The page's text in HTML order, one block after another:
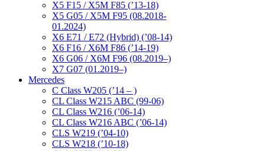
X5 F15 / X5M F85 (’13-18)
X5 G05 / X5M F95 (08.2018-
01.2024)
X6 E71 / E72 (Hybrid) (’08-14)
X6 F16 / X6M F86 (’14-19)
X6 G06 / X6M F96 (08.2019–)
X7 G07 (01.2019–)
Mercedes
C Class W205 (’14 – )
CL Class W215 ABC (99-06)
CL Class W216 (’06-14)
CL Class W216 ABC (’06-14)
CLS W219 (’04-10)
CLS W218 (’10-18)